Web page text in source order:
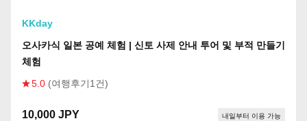
KKday
오사카식 일본 공예 체험 | 신토 사제 안내 투어 및 부적 만들기
체험
5.0 (여행후기1건)
10,000 JPY 내일부터 이용 가능